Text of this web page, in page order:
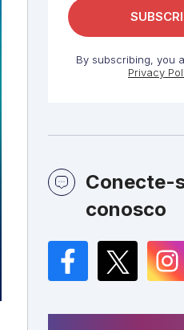
By subscribing, you
Privacy
Conecte-
conosco
Facebook
Twitter